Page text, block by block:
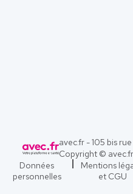
avec.fr - 105 bis
Copyright ©
Données
personnelles
Mentions
et CGU